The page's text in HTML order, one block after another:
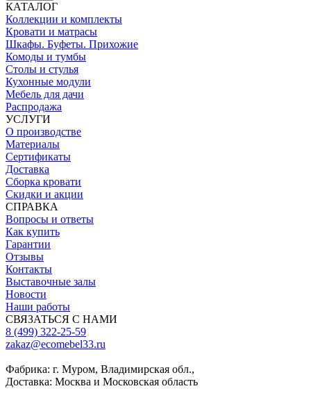
КАТАЛОГ
Коллекции и комплекты
Кровати и матрасы
Шкафы. Буфеты. Прихожие
Комоды и тумбы
Столы и стулья
Кухонные модули
Мебель для дачи
Распродажа
УСЛУГИ
О производстве
Материалы
Сертификаты
Доставка
Сборка кровати
Скидки и акции
СПРАВКА
Вопросы и ответы
Как купить
Гарантии
Отзывы
Контакты
Выставочные залы
Новости
Наши работы
СВЯЗАТЬСЯ С НАМИ
8 (499) 322-25-59
zakaz@ecomebel33.ru
Фабрика: г. Муром, Владимирская обл.,
Доставка: Москва и Московская область